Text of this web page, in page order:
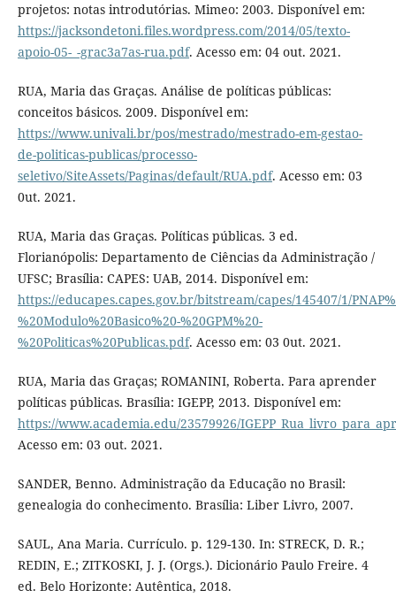
projetos: notas introdutórias. Mimeo: 2003. Disponível em:
https://jacksondetoni.files.wordpress.com/2014/05/texto-
apoio-05-_-grac3a7as-rua.pdf. Acesso em: 04 out. 2021.
RUA, Maria das Graças. Análise de políticas públicas:
conceitos básicos. 2009. Disponível em:
https://www.univali.br/pos/mestrado/mestrado-em-gestao-
de-politicas-publicas/processo-
seletivo/SiteAssets/Paginas/default/RUA.pdf. Acesso em: 03
0ut. 2021.
RUA, Maria das Graças. Políticas públicas. 3 ed.
Florianópolis: Departamento de Ciências da Administração /
UFSC; Brasília: CAPES: UAB, 2014. Disponível em:
https://educapes.capes.gov.br/bitstream/capes/145407/1/
%20Modulo%20Basico%20-%20GPM%20-
%20Politicas%20Publicas.pdf. Acesso em: 03 0ut. 2021.
RUA, Maria das Graças; ROMANINI, Roberta. Para aprender
políticas públicas. Brasília: IGEPP, 2013. Disponível em:
https://www.academia.edu/23579926/
Acesso em: 03 out. 2021.
SANDER, Benno. Administração da Educação no Brasil:
genealogia do conhecimento. Brasília: Liber Livro, 2007.
SAUL, Ana Maria. Currículo. p. 129-130. In: STRECK, D. R.;
REDIN, E.; ZITKOSKI, J. J. (Orgs.). Dicionário Paulo Freire. 4
ed. Belo Horizonte: Autêntica, 2018.